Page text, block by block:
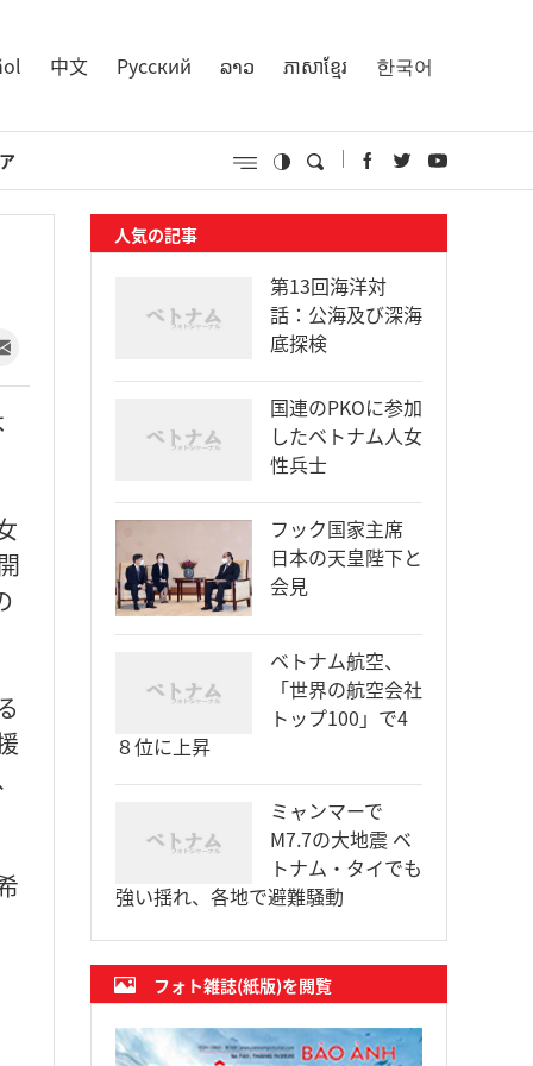
中文 Русский ລາວ ភាសាខ្មែរ 한국어
人気の記事
第13回海洋対
話：公海及び深海
底探検
国連のPKOに参加
したベトナム人女
性兵士
フック国家主席
日本の天皇陛下と
会見
ベトナム航空、
「世界の航空会社
トップ100」で4
８位に上昇
ミャンマーで
M7.7の大地震 ベ
トナム・タイでも
強い揺れ、各地で避難騒動
フォト雑誌(紙版)を閲覧